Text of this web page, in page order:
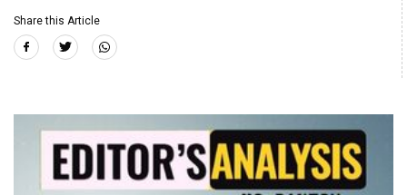
Share this Article